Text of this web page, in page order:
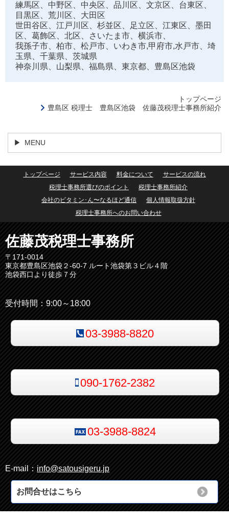
練馬区、中野区、中央区、品川区、文京区、台東区、
目黒区、荒川区、大田区
世田谷区、江戸川区、杉並区、足立区、江東区、墨田
区、葛飾区、北区、さいたま市、横浜市、
我孫子市、柏市、松戸市、いわき市,甲府市,水戸市、埼
玉県、千葉県、茨城県
神奈川県、山梨県、福島県、東京都、豊島区池袋
トップページ
豊島区 税理士 豊島区池袋 佐藤茂税理士事務所紹介
MENU
トップページ サービス内容 料金について
サービスの流れ
税理士事務所選びのポイント
税理士事務所紹介
会社のビタミン･ん〜なるほど通信
個人情報取扱方針
税理士事務所へのお問い合わせ
佐藤茂税理士事務所
〒171-0014
東京都豊島区池袋２-60-7 ルート池袋第３ビル４階
池袋西口より徒歩７分
受付時間：9:00～18:00
03-3988-8820
090-1762-2382
03-3988-8824
E-mail： info@satousigeru.jp
お問合せはこちら